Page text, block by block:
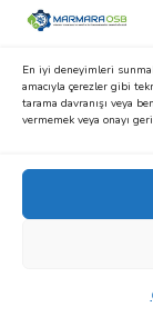
En iyi deneyimleri
amacıyla çerezler gibi
tarama davranışı veya
vermemek veya onayı
KVKK